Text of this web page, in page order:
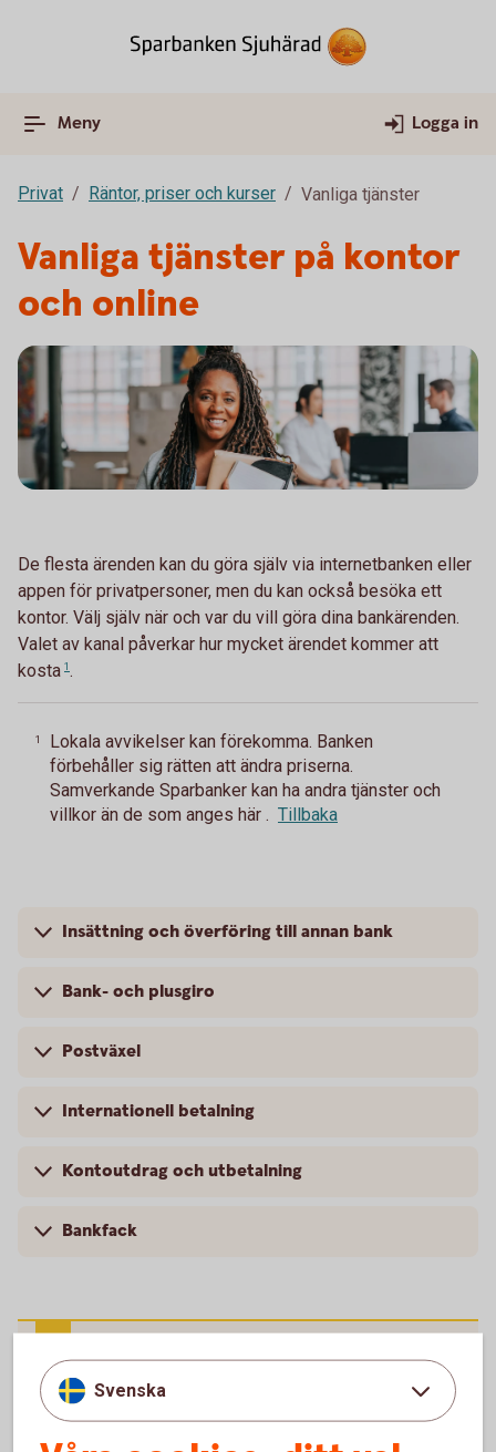
Meny Logga in
Privat Räntor, priser och kurser Vanliga tjänster
Vanliga tjänster på kontor
och online
De flesta ärenden kan du göra själv via internetbanken eller
appen för privatpersoner, men du kan också besöka ett
kontor. Välj själv när och var du vill göra dina bankärenden.
Valet av kanal påverkar hur mycket ärendet kommer att
kosta 1.
1
Lokala avvikelser kan förekomma. Banken
förbehåller sig rätten att ändra priserna.
Samverkande Sparbanker kan ha andra tjänster och
villkor än de som anges här . Tillbaka
Insättning och överföring till annan bank
Bank- och plusgiro
Postväxel
Internationell betalning
Kontoutdrag och utbetalning
Bankfack
och statistik.
Inställningar för cookies
Svenska